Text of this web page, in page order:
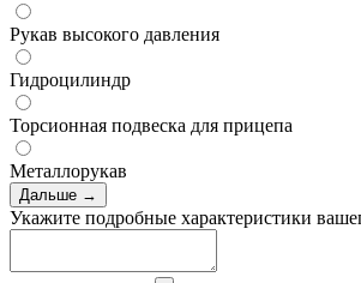
Рукав высокого давления
Гидроцилиндр
Торсионная подвеска для прицепа
Металлорукав
Дальше →
Укажите подробные характеристики